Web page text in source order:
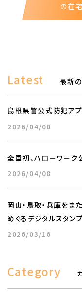
の在
Latest 最新
島根県警公式防犯アプ
2026/04/08
全国初、ハローワーク
2026/04/08
岡山・鳥取・兵庫をま
めぐるデジタルスタン
2026/03/16
Category